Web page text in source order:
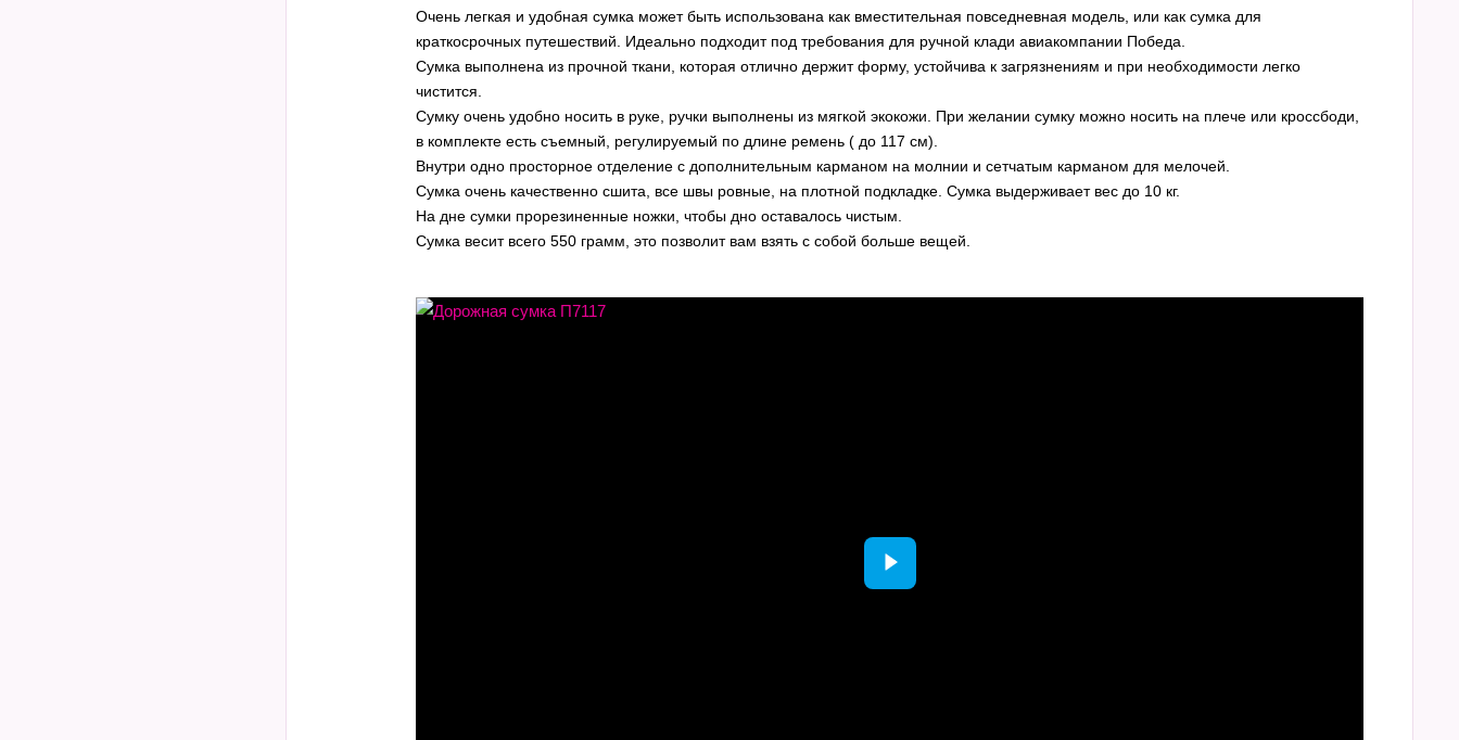
Очень легкая и удобная сумка может быть использована как вместительная повседневная модель, или как сумка для
краткосрочных путешествий. Идеально подходит под требования для ручной клади авиакомпании Победа.
Сумка выполнена из прочной ткани, которая отлично держит форму, устойчива к загрязнениям и при необходимости легко
чистится.
Сумку очень удобно носить в руке, ручки выполнены из мягкой экокожи. При желании сумку можно носить на плече или кроссбоди,
в комплекте есть съемный, регулируемый по длине ремень ( до 117 см).
Внутри одно просторное отделение с дополнительным карманом на молнии и сетчатым карманом для мелочей.
Сумка очень качественно сшита, все швы ровные, на плотной подкладке. Сумка выдерживает вес до 10 кг.
На дне сумки прорезиненные ножки, чтобы дно оставалось чистым.
Сумка весит всего 550 грамм, это позволит вам взять с собой больше вещей.